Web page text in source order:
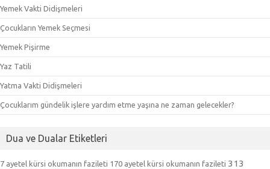
Yemek Vakti Didişmeleri
Çocukların Yemek Seçmesi
Yemek Pişirme
Yaz Tatili
Yatma Vakti Didişmeleri
Çocuklarım gündelik işlere yardım etme yaşına ne zaman gelecekler?
Dua ve Dualar Etiketleri
7 ayetel kürsi okumanın fazileti 170 ayetel kürsi okumanın fazileti 313